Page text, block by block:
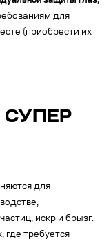
для
(приобрести их
СУПЕР
для
искр и брызг.
где требуется